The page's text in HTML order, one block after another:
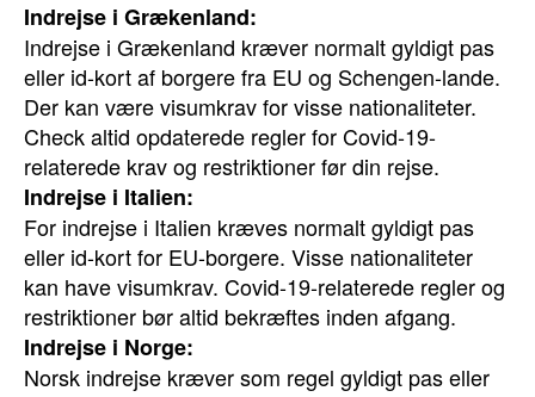
Indrejse i Grækenland:
Indrejse i Grækenland kræver normalt gyldigt pas
eller id-kort af borgere fra EU og Schengen-lande.
Der kan være visumkrav for visse nationaliteter.
Check altid opdaterede regler for Covid-19-
relaterede krav og restriktioner før din rejse.
Indrejse i Italien:
For indrejse i Italien kræves normalt gyldigt pas
eller id-kort for EU-borgere. Visse nationaliteter
kan have visumkrav. Covid-19-relaterede regler og
restriktioner bør altid bekræftes inden afgang.
Indrejse i Norge:
Norsk indrejse kræver som regel gyldigt pas eller